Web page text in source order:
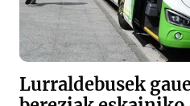
Lurraldebusek